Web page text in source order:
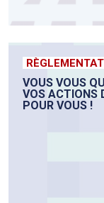
VOUS VOUS
VOS ACTIONS
POUR VOUS !